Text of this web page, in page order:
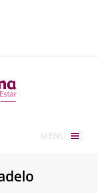
MENU